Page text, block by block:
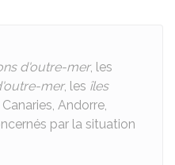
d'outre-mer, les
mer, les îles
Andorre,
par la situation